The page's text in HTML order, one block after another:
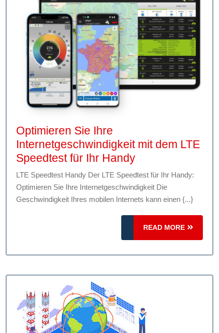
Optimieren Sie Ihre
Internetgeschwindigkeit mit dem LTE
Speedtest für Ihr HandyOptimieren
Sie
Ihre
mit
dem
LTE
Speedtest
LTE Speedtest Handy Der LTE Speedtest für Ihr Handy:
Optimieren Sie Ihre Internetgeschwindigkeit Die
Geschwindigkeit Ihres mobilen Internets kann einen {...}
READ MORE
READ
MORE